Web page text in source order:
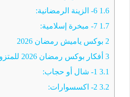
1.6
1.7
2 بوكس ياميش رمضان 2026
3 أفكار بوكس رمضان 2026 للمتزوجين
3.1
3.2